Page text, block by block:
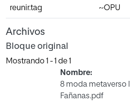
reunir.tag ~OPU
Archivos
Bloque original
Mostrando 1 - 1 de 1
Nombre:
8 moda metaverso
Fañanas.pdf